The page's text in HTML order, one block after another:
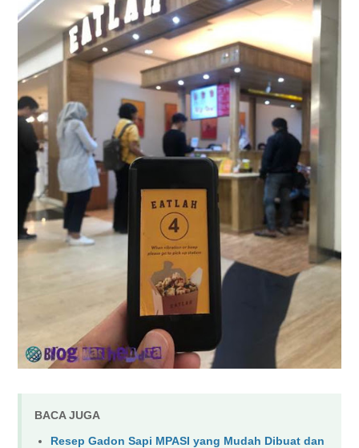
BACA JUGA
Resep Gadon Sapi MPASI yang Mudah Dibuat dan